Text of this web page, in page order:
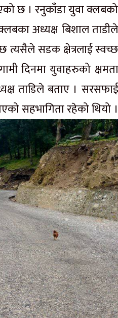
छ । रनुकाँडा युवा क्लबको
अध्यक्ष बिशाल ताडीले
त्यसैले सडक क्षेत्रलाई स्वच्छ
दिनमा युवाहरुको क्षमता
ताडिले बताए । सरसफाई
सहभागिता रहेको थियो ।